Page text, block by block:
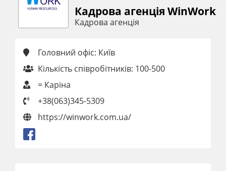
Кадрова агенція WinWork
Кадрова агенція
Головний офіс: Київ
Кількість співробітників: 100-500
= Каріна
+38(063)345-5309
https://winwork.com.ua/